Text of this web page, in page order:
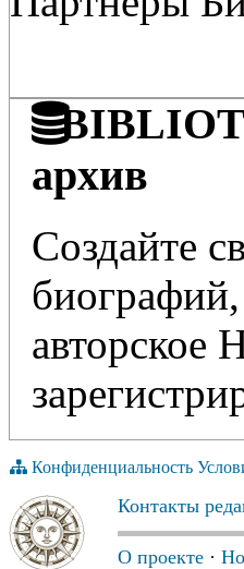
архив
Создайте
авторское
Конфиденциальность
Контакты
О проекте ·